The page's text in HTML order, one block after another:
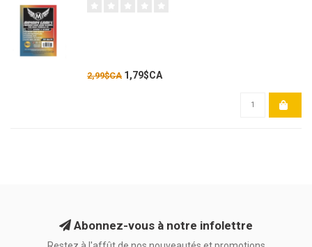
2,99$CA 1,79$CA
Abonnez-vous à notre infolettre